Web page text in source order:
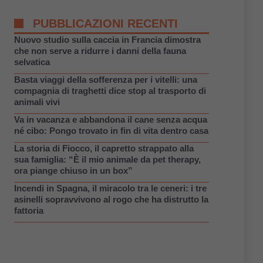
PUBBLICAZIONI RECENTI
Nuovo studio sulla caccia in Francia dimostra
che non serve a ridurre i danni della fauna
selvatica
Basta viaggi della sofferenza per i vitelli: una
compagnia di traghetti dice stop al trasporto di
animali vivi
Va in vacanza e abbandona il cane senza acqua
né cibo: Pongo trovato in fin di vita dentro casa
La storia di Fiocco, il capretto strappato alla
sua famiglia: “È il mio animale da pet therapy,
ora piange chiuso in un box”
Incendi in Spagna, il miracolo tra le ceneri: i tre
asinelli sopravvivono al rogo che ha distrutto la
fattoria